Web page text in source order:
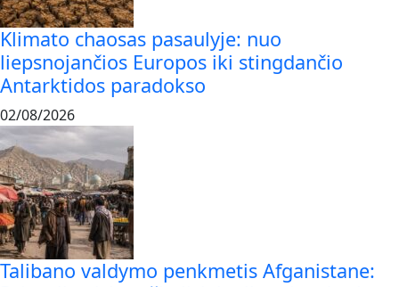
Klimato chaosas pasaulyje: nuo
liepsnojančios Europos iki stingdančio
Antarktidos paradokso
02/08/2026
Talibano valdymo penkmetis Afganistane: